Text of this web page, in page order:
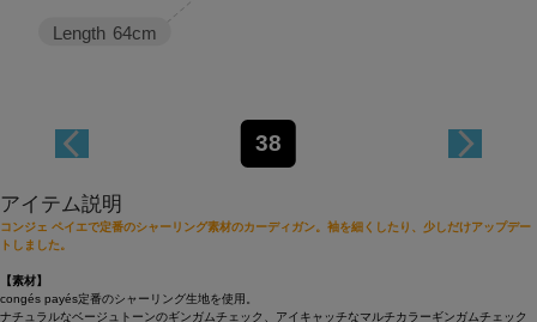
Length 64cm
38
アイテム説明
コンジェ ペイエで定番のシャーリング素材のカーディガン。袖を細くしたり、少しだけアップデー
トしました。
【素材】
congés payés定番のシャーリング生地を使用。
ナチュラルなベージュトーンのギンガムチェック、アイキャッチなマルチカラーギンガムチェック